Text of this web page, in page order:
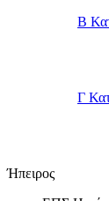
Β
Γ
Ήπειρος